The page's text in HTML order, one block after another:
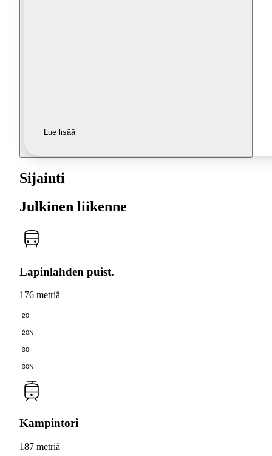
Lue lisää
Sijainti
Julkinen liikenne
Lapinlahden puist.
176 metriä
20
20N
30
30N
Kampintori
187 metriä